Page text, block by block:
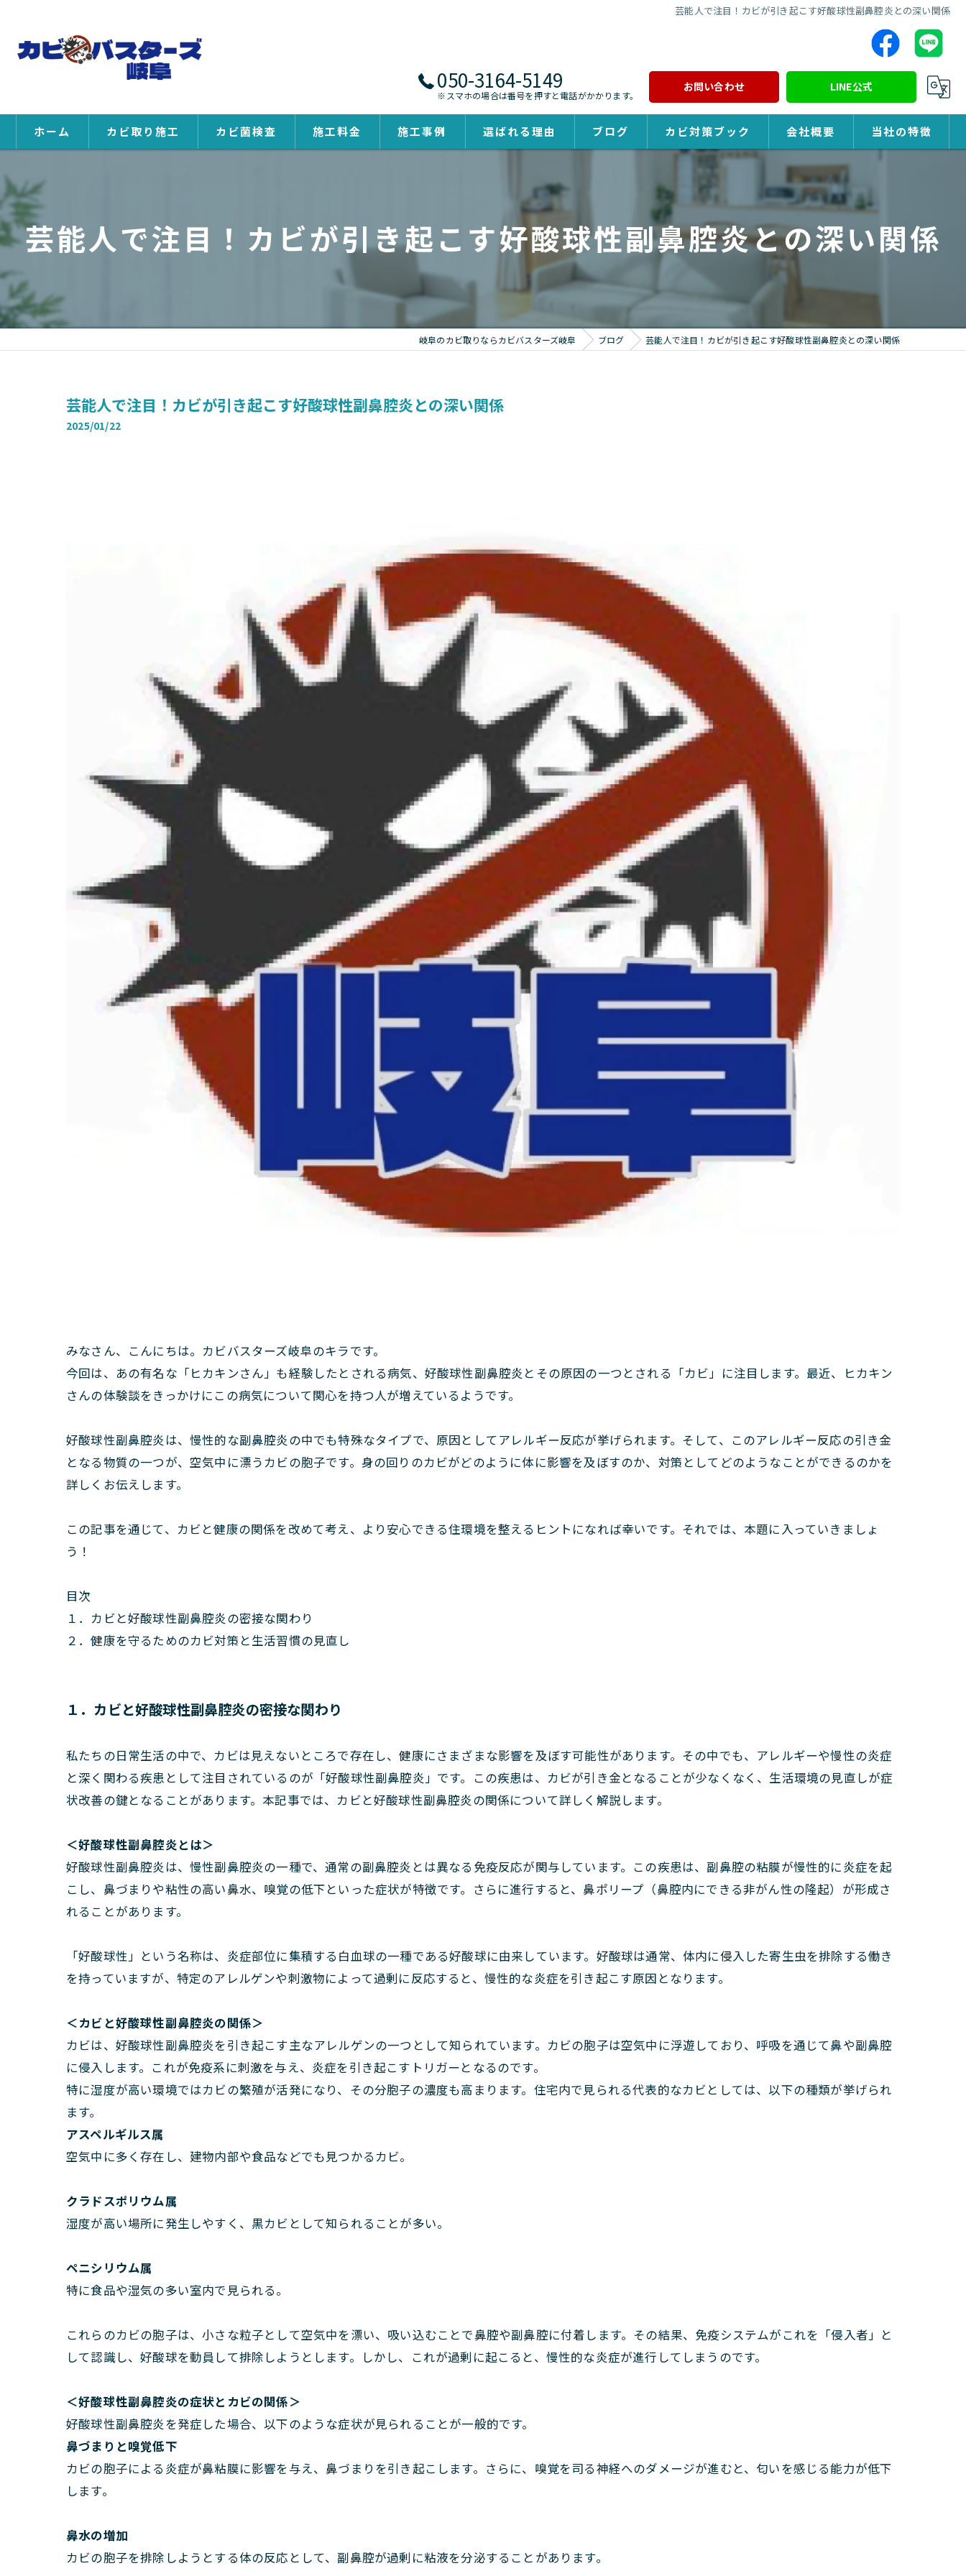
芸能人で注目！カビが引き起こす好酸球性副鼻腔炎との深い関係
050-3164-5149
※スマホの場合は番号を押すと電話がかかります。
お問い合わせ LINE公式
ホーム カビ取り施工 カビ菌検査 施工料金 施工事例 選ばれる理由 ブログ カビ対策ブック 会社概要 当社の特徴
除カビ
防カビ
芸能人で注目！カビが引き起こす好酸球性副鼻腔炎との深い関係
岐阜のカビ取りならカビバスターズ岐阜 ブログ 芸能人で注目！カビが引き起こす好酸球性副鼻腔炎との深い関係
芸能人で注目！カビが引き起こす好酸球性副鼻腔炎との深い関係
2025/01/22
みなさん、こんにちは。カビバスターズ岐阜のキラです。
今回は、あの有名な「ヒカキンさん」も経験したとされる病気、好酸球性副鼻腔炎とその原因の一つとされる「カビ」に注目します。最近、ヒカキン
さんの体験談をきっかけにこの病気について関心を持つ人が増えているようです。
好酸球性副鼻腔炎は、慢性的な副鼻腔炎の中でも特殊なタイプで、原因としてアレルギー反応が挙げられます。そして、このアレルギー反応の引き金
となる物質の一つが、空気中に漂うカビの胞子です。身の回りのカビがどのように体に影響を及ぼすのか、対策としてどのようなことができるのかを
詳しくお伝えします。
この記事を通じて、カビと健康の関係を改めて考え、より安心できる住環境を整えるヒントになれば幸いです。それでは、本題に入っていきましょ
う！
目次
１．カビと好酸球性副鼻腔炎の密接な関わり
２．健康を守るためのカビ対策と生活習慣の見直し
１．カビと好酸球性副鼻腔炎の密接な関わり
私たちの日常生活の中で、カビは見えないところで存在し、健康にさまざまな影響を及ぼす可能性があります。その中でも、アレルギーや慢性の炎症
と深く関わる疾患として注目されているのが「好酸球性副鼻腔炎」です。この疾患は、カビが引き金となることが少なくなく、生活環境の見直しが症
状改善の鍵となることがあります。本記事では、カビと好酸球性副鼻腔炎の関係について詳しく解説します。
＜好酸球性副鼻腔炎とは＞
好酸球性副鼻腔炎は、慢性副鼻腔炎の一種で、通常の副鼻腔炎とは異なる免疫反応が関与しています。この疾患は、副鼻腔の粘膜が慢性的に炎症を起
こし、鼻づまりや粘性の高い鼻水、嗅覚の低下といった症状が特徴です。さらに進行すると、鼻ポリープ（鼻腔内にできる非がん性の隆起）が形成さ
れることがあります。
「好酸球性」という名称は、炎症部位に集積する白血球の一種である好酸球に由来しています。好酸球は通常、体内に侵入した寄生虫を排除する働き
を持っていますが、特定のアレルゲンや刺激物によって過剰に反応すると、慢性的な炎症を引き起こす原因となります。
＜カビと好酸球性副鼻腔炎の関係＞
カビは、好酸球性副鼻腔炎を引き起こす主なアレルゲンの一つとして知られています。カビの胞子は空気中に浮遊しており、呼吸を通じて鼻や副鼻腔
に侵入します。これが免疫系に刺激を与え、炎症を引き起こすトリガーとなるのです。
特に湿度が高い環境ではカビの繁殖が活発になり、その分胞子の濃度も高まります。住宅内で見られる代表的なカビとしては、以下の種類が挙げられ
ます。
アスペルギルス属
空気中に多く存在し、建物内部や食品などでも見つかるカビ。
クラドスポリウム属
湿度が高い場所に発生しやすく、黒カビとして知られることが多い。
ペニシリウム属
特に食品や湿気の多い室内で見られる。
これらのカビの胞子は、小さな粒子として空気中を漂い、吸い込むことで鼻腔や副鼻腔に付着します。その結果、免疫システムがこれを「侵入者」と
して認識し、好酸球を動員して排除しようとします。しかし、これが過剰に起こると、慢性的な炎症が進行してしまうのです。
＜好酸球性副鼻腔炎の症状とカビの関係＞
好酸球性副鼻腔炎を発症した場合、以下のような症状が見られることが一般的です。
鼻づまりと嗅覚低下
カビの胞子による炎症が鼻粘膜に影響を与え、鼻づまりを引き起こします。さらに、嗅覚を司る神経へのダメージが進むと、匂いを感じる能力が低下
します。
鼻水の増加
カビの胞子を排除しようとする体の反応として、副鼻腔が過剰に粘液を分泌することがあります。